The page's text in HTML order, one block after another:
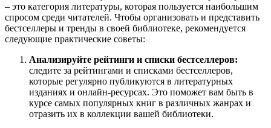
– это категория литературы, которая пользуется наибольшим
спросом среди читателей. Чтобы организовать и представить
бестселлеры и тренды в своей библиотеке, рекомендуется
следующие практические советы:
Анализируйте рейтинги и списки бестселлеров:
следите за рейтингами и списками бестселлеров,
которые регулярно публикуются в литературных
изданиях и онлайн-ресурсах. Это поможет вам быть в
курсе самых популярных книг в различных жанрах и
отразить их в коллекции вашей библиотеки.